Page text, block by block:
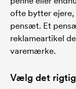
ofte bytter
pensæt. Et
reklameartikel
varemærke.
Vælg det